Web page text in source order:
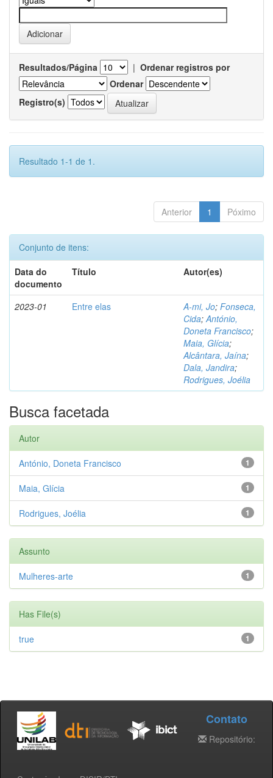
Resultados/Página | Ordenar registros por
Ordenar
Registro(s)
Resultado 1-1 de 1.
Anterior 1 Póximo
Conjunto de itens:
Data do
documento
Título Autor(es)
2023-01 Entre elas A-mi, Jo; Fonseca,
Cida;António,
Doneta Francisco;
Maia, Glícia;
Alcântara, Jaína;
Dala, Jandira;
Rodrigues, Joélia
Busca facetada
Autor
1
António, Doneta Francisco
1
Maia, Glícia
1
Rodrigues, Joélia
Assunto
1
Mulheres-arte
Has File(s)
1
true
Contato
Repositório: